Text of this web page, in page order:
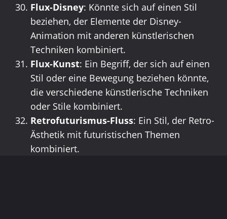
Flux-Disney: Könnte sich auf einen Stil
beziehen, der Elemente der Disney-
Animation mit anderen künstlerischen
Techniken kombiniert.
Flux-Kunst: Ein Begriff, der sich auf einen
Stil oder eine Bewegung beziehen könnte,
die verschiedene künstlerische Techniken
oder Stile kombiniert.
Retrofuturismus-Fluss: Ein Stil, der Retro-
Ästhetik mit futuristischen Themen
kombiniert.